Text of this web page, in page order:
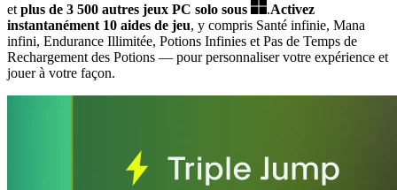
et plus de 3 500 autres jeux PC solo sous .Activez
instantanément 10 aides de jeu, y compris Santé infinie, Mana
infini, Endurance Illimitée, Potions Infinies et Pas de Temps de
Rechargement des Potions — pour personnaliser votre expérience et
jouer à votre façon.